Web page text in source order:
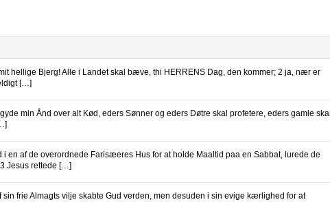
hellige Bjerg! Alle i Landet skal bæve, thi HERRENS Dag, den kommer; 2 ja, nær er
[…]
min Ånd over alt Kød, eders Sønner og eders Døtre skal profetere, eders gamle skal
i en af de overordnede Farisæeres Hus for at holde Maaltid paa en Sabbat, lurede de
Jesus rettede […]
sin frie Almagts vilje skabte Gud verden, men desuden i sin evige kærlighed for at